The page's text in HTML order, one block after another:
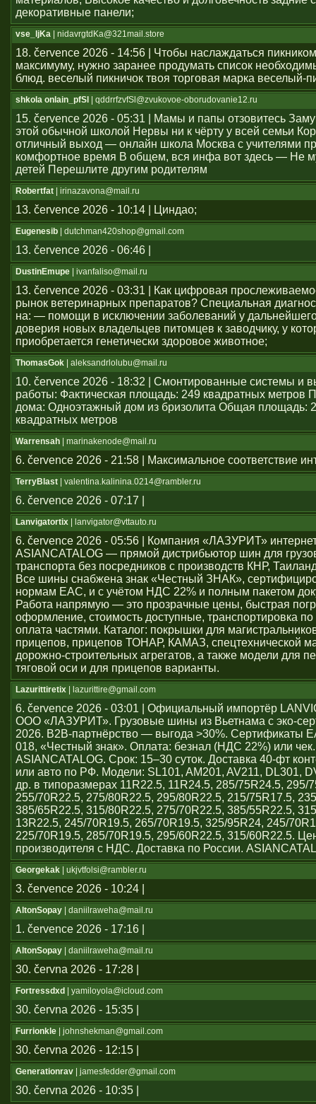
декоративные панели;
vse_ljKa | nidavrgtdKa@321mail.store
18. července 2026 - 14:56 | Чтобы наслаждаться
максимуму, нужно заранее продумать список
блюд. веселый пикничок твоя торговая марка веселый-
shkola onlain_pfSl | qddrrfzvfSl@zvukovoe-oborudovanie12.ru
15. července 2026 - 05:31 | Мамы и папы отзовитесь
этой обычной школой Нервы ни к чёрту у всей семьи
отличный выход — онлайн школа Москва с учителями
комфортное время В общем, вся инфа вот здесь — Не
детей Перешлите другим родителям
Robertfat | irinazavona@mail.ru
13. července 2026 - 10:14 | Циндао;
Eugenesib | dutchman420shop@gmail.com
13. července 2026 - 06:46 |
DustinEmupe | ivanfaliso@mail.ru
13. července 2026 - 03:31 | Как цифровая
рынок ветеринарных препаратов? Специальная
на: — помощи в исключении заболеваний у
доверия новых владельцев питомцев к заводчику, у
приобретается генетически здоровое животное;
ThomasGok | aleksandrlolubu@mail.ru
10. července 2026 - 18:32 | Смонтированные системы и
работы: Фактическая площадь: 249 квадратных метров
дома: Одноэтажный дом из бризолита Общая площадь:
квадратных метров
Warrensah | marinakenode@mail.ru
6. července 2026 - 21:58 | Максимальное соответствие
TerryBlast | valentina.kalinina.0214@rambler.ru
6. července 2026 - 07:17 |
Lanvigatortix | lanvigator@vttauto.ru
6. července 2026 - 05:56 | Компания «ЛАЗУРИТ»
ASIANCATALOG — прямой дистрибьютор шин для
транспорта без посредников с производств КНР,
Все шины снабжена знак «Честный ЗНАК»,
нормам ЕАС, и с учётом НДС 22% и полным пакетом
Работа напрямую — это прозрачные цены, быстрая
оформление, стоимость доступные, транспортировка по
оплата частями. Каталог: покрышки для
прицепов, прицепов ТОНАР, КАМАЗ, спецтехнической
дорожно-строительных агрегатов, а также модели для
тяговой оси и для прицепов варианты.
Lazurittiretix | lazurittire@gmail.com
6. července 2026 - 03:01 | Официальный импортёр
ООО «ЛАЗУРИТ». Грузовые шины из Вьетнама с эко-
2026. B2B-партнёрство — выгода >30%. Сертификаты
018, «Честный знак». Оплата: безнал (НДС 22%) или
ASIANCATALOG. Срок: 15–30 суток. Доставка 40-фт
или авто по РФ. Модели: SL101, AM201, AV211, DL301,
др. в типоразмерах 11R22.5, 11R24.5, 285/75R24.5, 295/
255/70R22.5, 275/80R22.5, 295/80R22.5, 215/75R17.5,
385/65R22.5, 315/80R22.5, 275/70R22.5, 385/55R22.5,
13R22.5, 245/70R19.5, 265/70R19.5, 325/95R24, 245/
225/70R19.5, 285/70R19.5, 295/60R22.5, 315/60R22.5.
производителя с НДС. Доставка по России.
Georgekak | ukjvtfolsi@rambler.ru
3. července 2026 - 10:24 |
AltonSopay | daniilraweha@mail.ru
1. července 2026 - 17:16 |
AltonSopay | daniilraweha@mail.ru
30. června 2026 - 17:28 |
Fortressdxd | yamiloyola@icloud.com
30. června 2026 - 15:35 |
Furrionkle | johnshekman@gmail.com
30. června 2026 - 12:15 |
Generationrav | jamesfedder@gmail.com
30. června 2026 - 10:35 |